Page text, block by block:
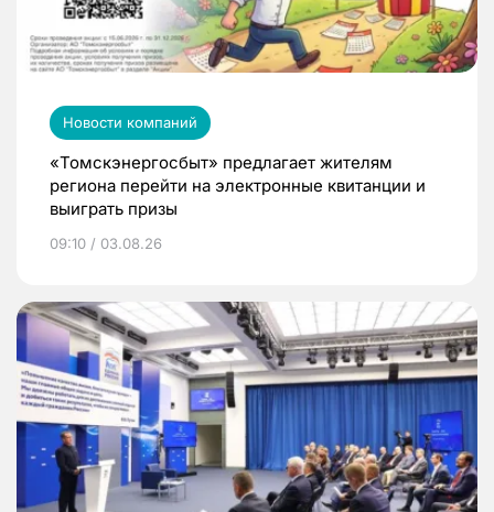
Новости компаний
«Томскэнергосбыт» предлагает жителям
региона перейти на электронные квитанции и
выиграть призы
09:10 / 03.08.26